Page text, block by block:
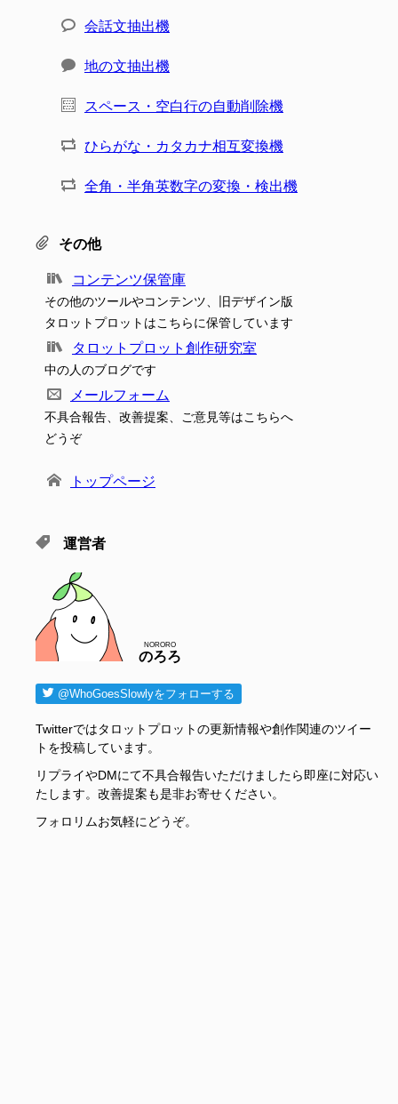
会話文抽出機
地の文抽出機
スペース・空白行の自動削除機
ひらがな・カタカナ相互変換機
全角・半角英数字の変換・検出機
その他
コンテンツ保管庫
その他のツールやコンテンツ、旧デザイン版
タロットプロットはこちらに保管しています
タロットプロット創作研究室
中の人のブログです
メールフォーム
不具合報告、改善提案、ご意見等はこちらへ
どうぞ
トップページ
運営者
のろろ
NORORO
@WhoGoesSlowlyをフォローする
Twitterではタロットプロットの更新情報や創作関連のツイー
トを投稿しています。
リプライやDMにて不具合報告いただけましたら即座に対応い
たします。改善提案も是非お寄せください。
フォロリムお気軽にどうぞ。